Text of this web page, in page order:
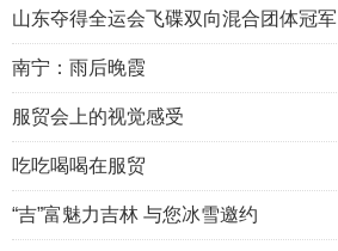
山东夺得全运会飞碟双向混合团体冠军
南宁：雨后晚霞
服贸会上的视觉感受
吃吃喝喝在服贸
“吉”富魅力吉林 与您冰雪邀约